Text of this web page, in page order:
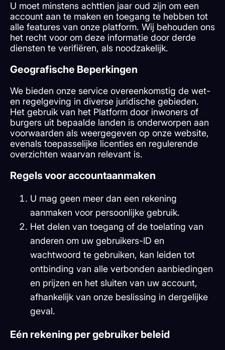
U moet minstens achttien jaar oud zijn om een
account aan te maken en toegang te hebben tot
alle features van onze platform. Wij behouden ons
het recht voor om deze informatie door derde
diensten te verifiëren, als noodzakelijk.
Geografische Beperkingen
We bieden onze service overeenkomstig de wet-
en regelgeving in diverse juridische gebieden.
Het gebruik van het Platform door inwoners of
burgers uit bepaalde landen is onderworpen aan
voorwaarden als weergegeven op onze website,
evenals toepasselijke licenties en regulerende
overzichten waarvan relevant is.
Regels voor accountaanmaken
U mag geen meer dan een rekening
aanmaken voor persoonlijke gebruik.
Het delen van toegang of de toelating van
anderen om uw gebruikers-ID en
wachtwoord te gebruiken, kan leiden tot
ontbinding van alle verbonden aanbiedingen
en prijzen en het sluiten van uw account,
afhankelijk van onze beslissing in dergelijke
geval.
Eén rekening per gebruiker beleid